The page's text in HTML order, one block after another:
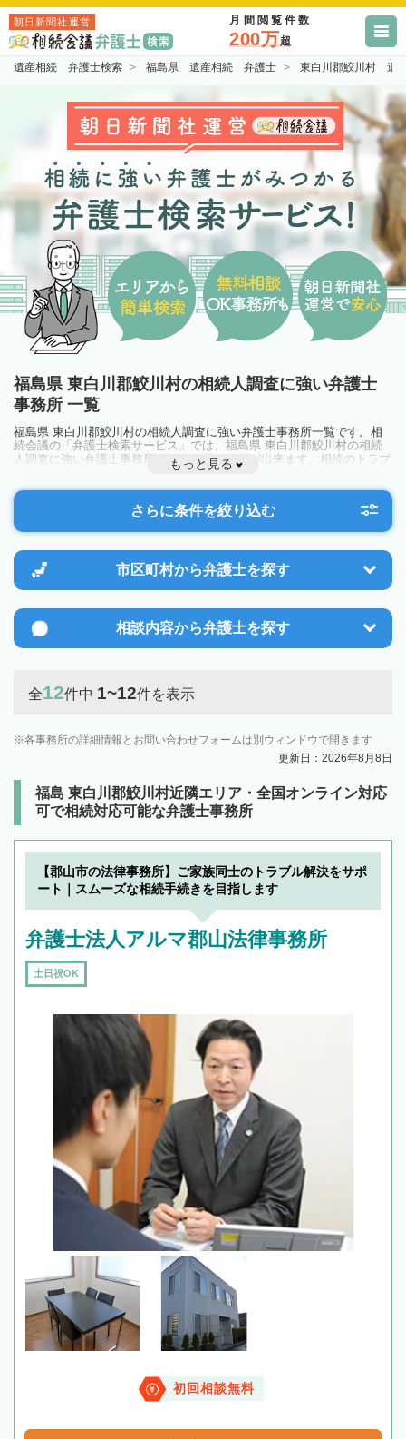
朝日新聞社運営 月間閲覧件数
200万超
遺産相続 弁護士検索 福島県 遺産相続 弁護士 東白川郡鮫川村 遺
福島県 東白川郡鮫川村の相続人調査に強い弁護士
事務所 一覧
福島県 東白川郡鮫川村の相続人調査に強い弁護士事務所一覧です。相
続会議の「弁護士検索サービス」では、福島県 東白川郡鮫川村の相続
人調査に強い弁護士事務所を一覧で見ることが出来ます。相続のトラブ
ルやお悩みを抱えている方は一度近隣の弁護士に相談してみましょう。
もっと見る
さらに条件を絞り込む
市区町村から弁護士を探す
相談内容から弁護士を探す
全12件中 1~12件を表示
各事務所の詳細情報とお問い合わせフォームは別ウィンドウで開きます
更新日：2026年8月8日
福島 東白川郡鮫川村近隣エリア・全国オンライン対応
可で相続対応可能な弁護士事務所
【郡山市の法律事務所】ご家族同士のトラブル解決をサポ
ート｜スムーズな相続手続きを目指します
弁護士法人アルマ郡山法律事務所
土日祝OK
初回相談無料